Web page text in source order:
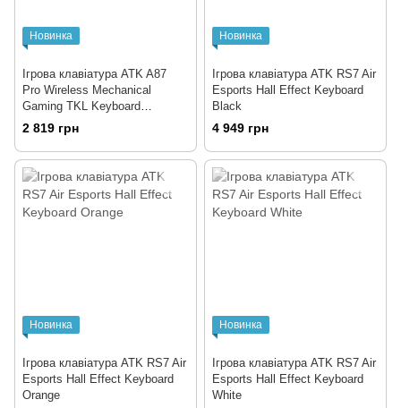
Новинка
Ігрова клавіатура ATK A87
Pro Wireless Mechanical
Gaming TKL Keyboard
Blackberry
2 819 грн
Новинка
Ігрова клавіатура ATK RS7 Air
Esports Hall Effect Keyboard
Black
4 949 грн
Новинка
Ігрова клавіатура ATK RS7 Air
Esports Hall Effect Keyboard
Orange
Новинка
Ігрова клавіатура ATK RS7 Air
Esports Hall Effect Keyboard
White